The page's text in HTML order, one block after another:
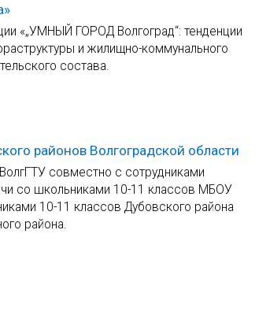
«„УМНЫЙ ГОРОД Волгоград“: тенденции
и жилищно-коммунального
состава.
районов Волгоградской области
совместно с сотрудниками
со школьниками 10-11 классов МБОУ
10-11 классов Дубовского района
района.